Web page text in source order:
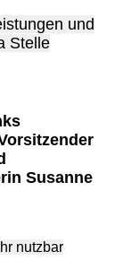
und
Stelle
nutzbar